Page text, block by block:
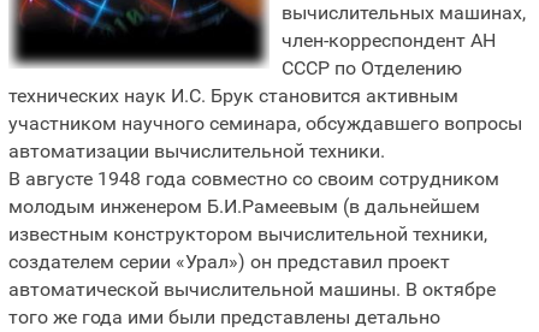
вычислительных машинах,
член-корреспондент АН
СССР по Отделению
технических наук И.С. Брук становится активным
участником научного семинара, обсуждавшего вопросы
автоматизации вычислительной техники.
В августе 1948 года совместно со своим сотрудником
молодым инженером Б.И.Рамеевым (в дальнейшем
известным конструктором вычислительной техники,
создателем серии «Урал») он представил проект
автоматической вычислительной машины. В октябре
того же года ими были представлены детально